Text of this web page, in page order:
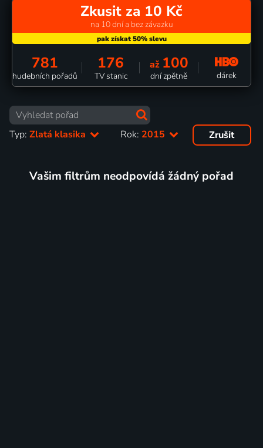
Zkusit za 10 Kč
na 10 dní a bez závazku
781
hudebních pořadů
176
TV stanic
až 100
dní zpětně dárek
Typ: Zlatá klasika Rok: 2015 Zrušit
Vašim filtrům neodpovídá žádný pořad